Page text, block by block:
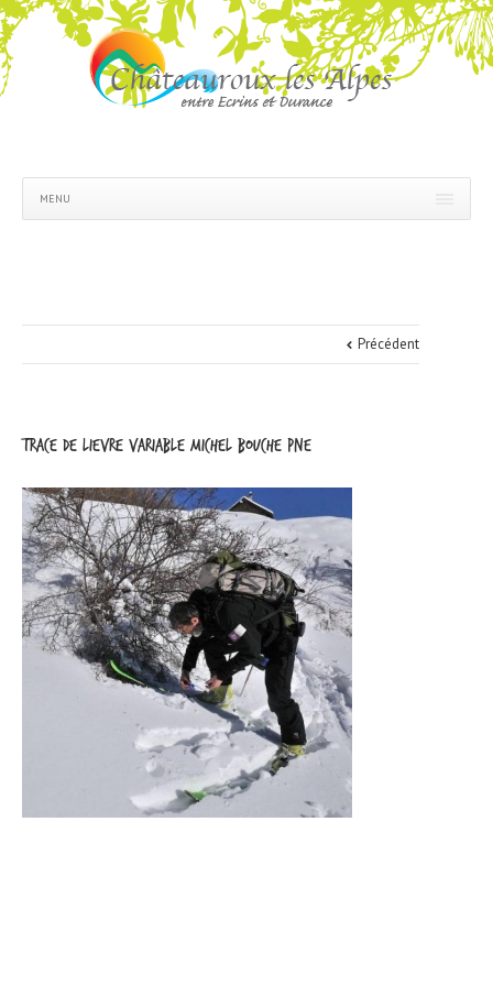
MENU
Précédent
trace de lievre variable michel bouche pne